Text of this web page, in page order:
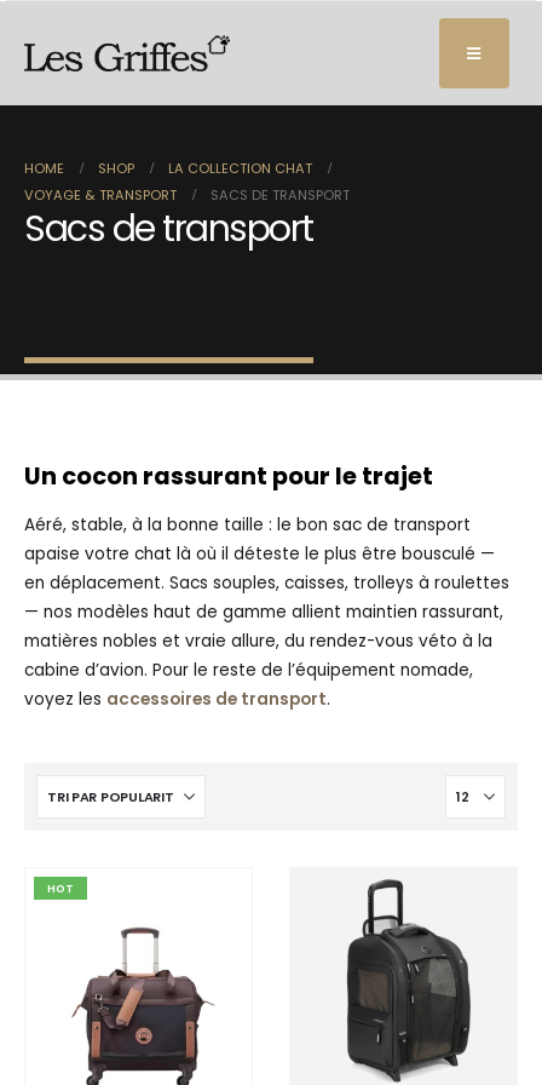
HOME SHOP
LA COLLECTION CHAT
VOYAGE & TRANSPORT
SACS DE TRANSPORT
Sacs de transport
Un cocon rassurant pour le trajet
Aéré, stable, à la bonne taille : le bon sac de transport
apaise votre chat là où il déteste le plus être bousculé —
en déplacement. Sacs souples, caisses, trolleys à roulettes
— nos modèles haut de gamme allient maintien rassurant,
matières nobles et vraie allure, du rendez-vous véto à la
cabine d’avion. Pour le reste de l’équipement nomade,
voyez les accessoires de transport.
HOT